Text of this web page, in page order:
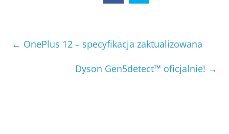
← OnePlus 12 – specyfikacja zaktualizowana
Dyson Gen5detect™ oficjalnie! →